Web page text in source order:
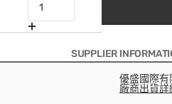
SUPPLIER
優盛國際有
廠商出貨詳